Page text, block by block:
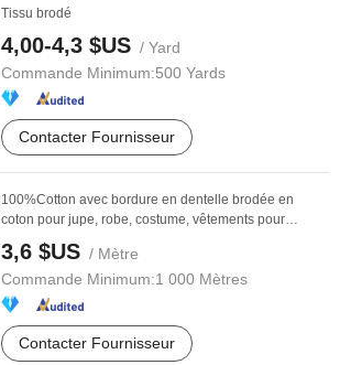
Tissu brodé
4,00-4,3 $US / Yard
Commande Minimum:500 Yards
Contacter Fournisseur
100%Cotton avec bordure en dentelle brodée en
coton pour jupe, robe, costume, vêtements pour
femmes
3,6 $US / Mètre
Commande Minimum:1 000 Mètres
Contacter Fournisseur